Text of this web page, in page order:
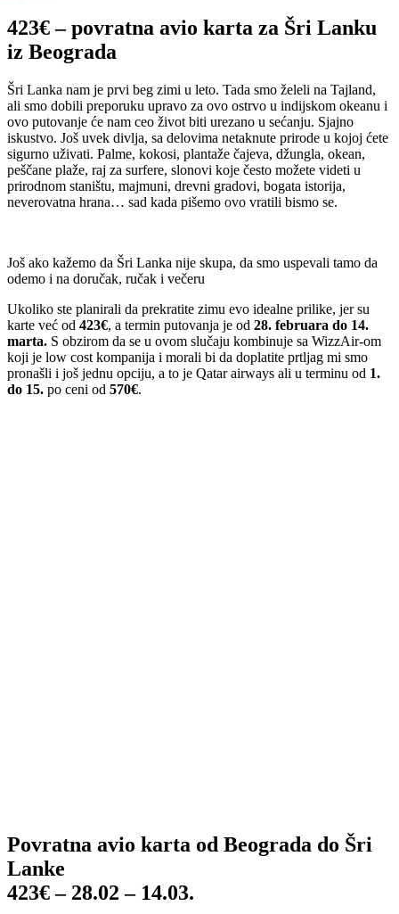
423€ – povratna avio karta za Šri Lanku
iz Beograda
Šri Lanka nam je prvi beg zimi u leto. Tada smo želeli na Tajland,
ali smo dobili preporuku upravo za ovo ostrvo u indijskom okeanu i
ovo putovanje će nam ceo život biti urezano u sećanju. Sjajno
iskustvo. Još uvek divlja, sa delovima netaknute prirode u kojoj ćete
sigurno uživati. Palme, kokosi, plantaže čajeva, džungla, okean,
peščane plaže, raj za surfere, slonovi koje često možete videti u
prirodnom staništu, majmuni, drevni gradovi, bogata istorija,
neverovatna hrana… sad kada pišemo ovo vratili bismo se.
Još ako kažemo da Šri Lanka nije skupa, da smo uspevali tamo da
odemo i na doručak, ručak i večeru
Ukoliko ste planirali da prekratite zimu evo idealne prilike, jer su
karte već od 423€, a termin putovanja je od 28. februara do 14.
marta. S obzirom da se u ovom slučaju kombinuje sa WizzAir-om
koji je low cost kompanija i morali bi da doplatite prtljag mi smo
pronašli i još jednu opciju, a to je Qatar airways ali u terminu od 1.
do 15. po ceni od 570€.
Povratna avio karta od Beograda do Šri
Lanke
423€ – 28.02 – 14.03.